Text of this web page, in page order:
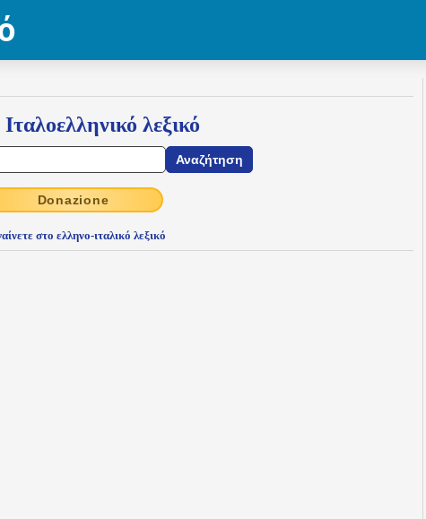
Ιταλοελληνικό λεξικό
Donazione
στο ελληνο-ιταλικό λεξικό